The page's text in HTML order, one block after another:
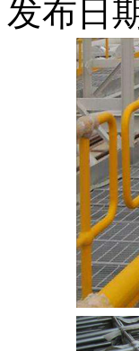
发布日